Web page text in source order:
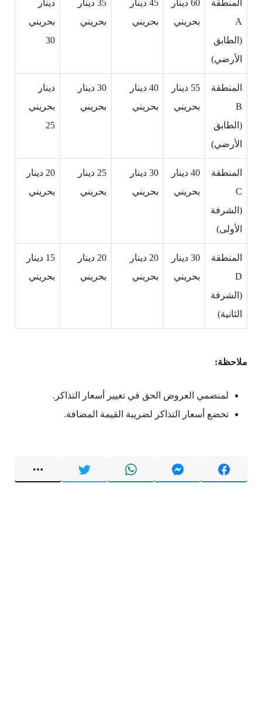
المنطقة
A
(الطابق
الأرضي)
60 دينار
بحريني
45 دينار
بحريني
35 دينار
بحريني
دينار
بحريني
30
المنطقة
B
(الطابق
الأرضي)
55 دينار
بحريني
40 دينار
بحريني
30 دينار
بحريني
دينار
بحريني
25
المنطقة
C
(الشرفة
الأولى)
40 دينار
بحريني
30 دينار
بحريني
25 دينار
بحريني
20 دينار
بحريني
المنطقة
D
(الشرفة
الثانية)
30 دينار
بحريني
20 دينار
بحريني
20 دينار
بحريني
15 دينار
بحريني
ملاحظة:
لمنضمي العروض الحق في تغيير أسعار التذاكر.
تخضع أسعار التذاكر لضريبة القيمة المضافة.